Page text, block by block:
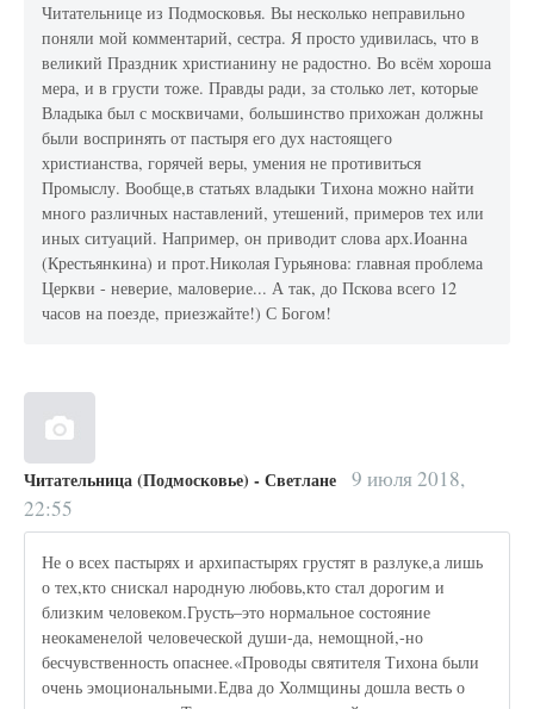
Читательнице из Подмосковья. Вы несколько неправильно
поняли мой комментарий, сестра. Я просто удивилась, что в
великий Праздник христианину не радостно. Во всём хороша
мера, и в грусти тоже. Правды ради, за столько лет, которые
Владыка был с москвичами, большинство прихожан должны
были воспринять от пастыря его дух настоящего
христианства, горячей веры, умения не противиться
Промыслу. Вообще,в статьях владыки Тихона можно найти
много различных наставлений, утешений, примеров тех или
иных ситуаций. Например, он приводит слова арх.Иоанна
(Крестьянкина) и прот.Николая Гурьянова: главная проблема
Церкви - неверие, маловерие... А так, до Пскова всего 12
часов на поезде, приезжайте!) С Богом!
Читательница (Подмосковье) - Светлане
9 июля 2018,
22:55
Не о всех пастырях и архипастырях грустят в разлуке,а лишь
о тех,кто снискал народную любовь,кто стал дорогим и
близким человеком.Грусть–это нормальное состояние
неокаменелой человеческой души-да, немощной,-но
бесчувственность опаснее.«Проводы святителя Тихона были
очень эмоциональными.Едва до Холмщины дошла весть о